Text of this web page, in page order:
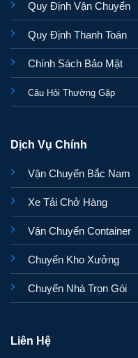
Quy Định Vận Chuyển
Quy Định Thanh Toán
Chính Sách Bảo Mật
Câu Hỏi Thường Gặp
Dịch Vụ Chính
Vận Chuyển Bắc Nam
Xe Tải Chở Hàng
Vận Chuyển Container
Chuyển Kho Xưởng
Chuyển Nhà Trọn Gói
Liên Hệ